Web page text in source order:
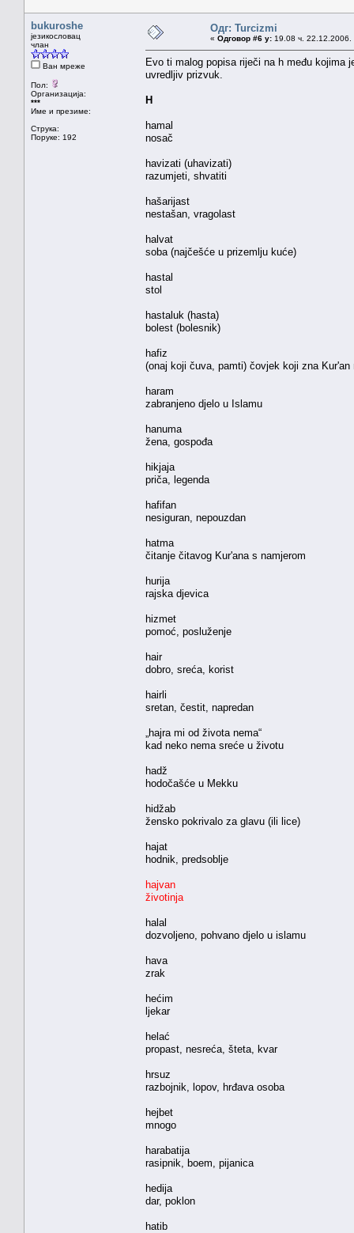
bukuroshe
језикословац
члан
Ван мреже
Пол:
Организација:
***
Име и презиме:
Струка:
Поруке: 192
Одг: Turcizmi
« Одговор #6 у: 19.08 ч. 22.12.2006.
Evo ti malog popisa riječi na h među kojima
uvredljiv prizvuk.
H
hamal
nosač
havizati (uhavizati)
razumjeti, shvatiti
hašarijast
nestašan, vragolast
halvat
soba (najčešće u prizemlju kuće)
hastal
stol
hastaluk (hasta)
bolest (bolesnik)
hafiz
(onaj koji čuva, pamti) čovjek koji zna Kur'an
haram
zabranjeno djelo u Islamu
hanuma
žena, gospođa
hikjaja
priča, legenda
hafifan
nesiguran, nepouzdan
hatma
čitanje čitavog Kur'ana s namjerom
hurija
rajska djevica
hizmet
pomoć, posluženje
hair
dobro, sreća, korist
hairli
sretan, čestit, napredan
„hajra mi od života nema“
kad neko nema sreće u životu
hadž
hodočašće u Mekku
hidžab
žensko pokrivalo za glavu (ili lice)
hajat
hodnik, predsoblje
hajvan
životinja
halal
dozvoljeno, pohvano djelo u islamu
hava
zrak
hećim
ljekar
helać
propast, nesreća, šteta, kvar
hrsuz
razbojnik, lopov, hrđava osoba
hejbet
mnogo
harabatija
rasipnik, boem, pijanica
hedija
dar, poklon
hatib